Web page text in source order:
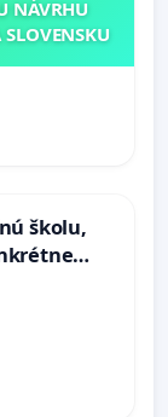
NÁVRHU
školu,
v